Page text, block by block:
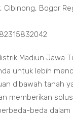
Cibinong, Bogor
Madiun Jawa
untuk lebih
dibawah tanah
memberikan
beda dalam